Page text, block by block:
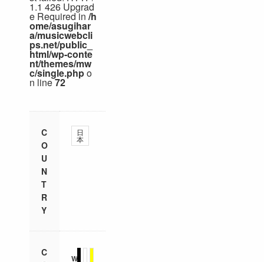
1.1 426 Upgrad
e Required in /h
ome/asugihar
a/musicwebcli
ps.net/public_
html/wp-conte
nt/themes/mw
c/single.phpo
n line72
C
O
U
N
T
R
Y
日
本
C
W